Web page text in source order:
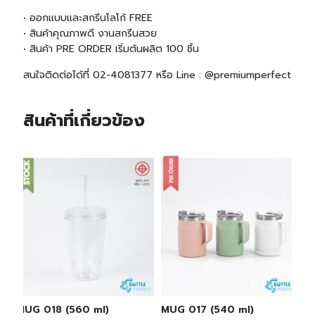
• ออกแบบและสกรีนโลโก้ FREE
• สินค้าคุณภาพดี งานสกรีนสวย
• สินค้า PRE ORDER เริ่มต้นผลิต 100 ชิ้น
สนใจติดต่อได้ที่ 02-4081377 หรือ Line : @premiumperfect
สินค้าที่เกี่ยวข้อง
MUG 018 (560 ml) MUG 017 (540 ml)